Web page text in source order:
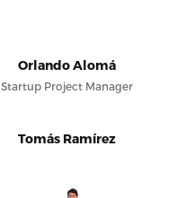
Orlando Alomá
Startup Project Manager
Tomás Ramírez